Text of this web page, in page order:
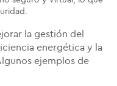
la gestión del
energética y la
ejemplos de